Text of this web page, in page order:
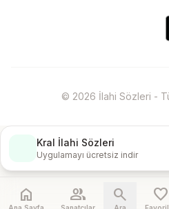
© 2026 İlahi Sözleri -
Kral İlahi Sözleri
Uygulamayı ücretsiz indir
home
Ana Sayfa
people
Sanatçılar
search
Ara
favorite